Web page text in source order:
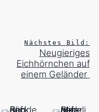
Nächstes Bild:
Neugieriges
Eichhörnchen auf
einem Geländer